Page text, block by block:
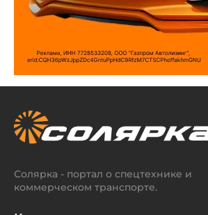
Солярка - портал о спецтехнике и
коммерческом транспорте.